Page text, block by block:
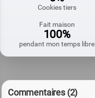
Cookies tiers
Fait maison
100%
pendant mon temps libre
Commentaires (2)